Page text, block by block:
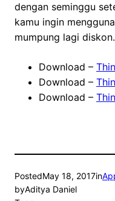
dengan seminggu
kamu ingin
mumpung lagi
Download –
Download –
Download –
PostedMay 18, 2017in
byAditya Daniel